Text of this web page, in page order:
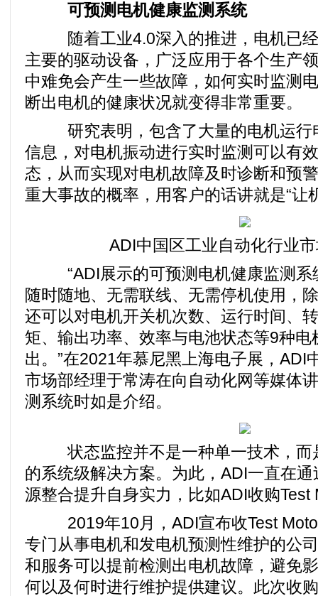
可预测电机健康监测系统
随着工业4.0深入的推进，电机已经
主要的驱动设备，广泛应用于各个生产
中难免会产生一些故障，如何实时监测
断出电机的健康状况就变得非常重要。
研究表明，包含了大量的电机运行
信息，对电机振动进行实时监测可以有
态，从而实现对电机故障及时诊断和预
重大事故的概率，用客户的话讲就是“让
ADI中国区工业自动化行业市
“ADI展示的可预测电机健康监测系
随时随地、无需联线、无需停机使用，
还可以对电机开关机次数、运行时间、
矩、输出功率、效率与电池状态等9种电
出。”在2021年慕尼黑上海电子展，ADI
市场部经理于常涛在向自动化网等媒体
测系统时如是介绍。
状态监控并不是一种单一技术，而
的系统级解决方案。为此，ADI一直在
源整合提升自身实力，比如ADI收购
2019年10月，ADI宣布收Test
专门从事电机和发电机预测性维护的公
和服务可以提前检测出电机故障，避免
何以及何时进行维护提供建议。此次收